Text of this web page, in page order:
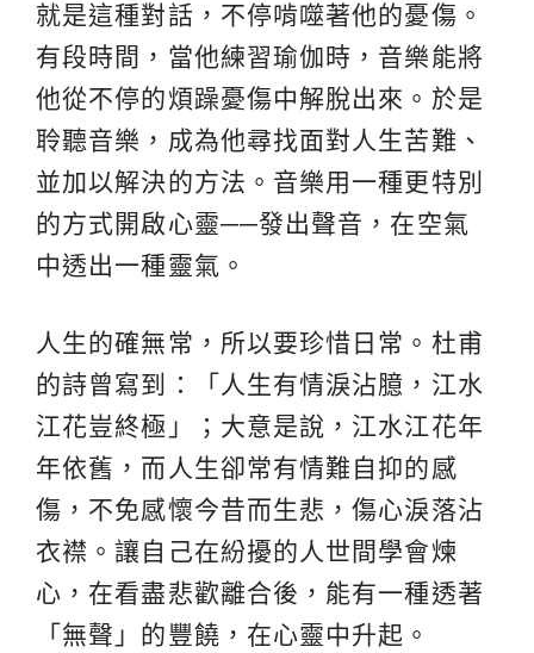
就是這種對話，不停啃噬著他的憂傷。
有段時間，當他練習瑜伽時，音樂能將
他從不停的煩躁憂傷中解脫出來。於是
聆聽音樂，成為他尋找面對人生苦難、
並加以解決的方法。音樂用一種更特別
的方式開啟心靈──發出聲音，在空氣
中透出一種靈氣。
人生的確無常，所以要珍惜日常。杜甫
的詩曾寫到：「人生有情淚沾臆，江水
江花豈終極」；大意是說，江水江花年
年依舊，而人生卻常有情難自抑的感
傷，不免感懷今昔而生悲，傷心淚落沾
衣襟。讓自己在紛擾的人世間學會煉
心，在看盡悲歡離合後，能有一種透著
「無聲」的豐饒，在心靈中升起。